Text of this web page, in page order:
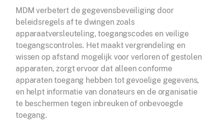
MDM verbetert de gegevensbeveiliging door
beleidsregels af te dwingen zoals
apparaatversleuteling, toegangscodes en veilige
toegangscontroles. Het maakt vergrendeling en
wissen op afstand mogelijk voor verloren of gestolen
apparaten, zorgt ervoor dat alleen conforme
apparaten toegang hebben tot gevoelige gegevens,
en helpt informatie van donateurs en de organisatie
te beschermen tegen inbreuken of onbevoegde
toegang.